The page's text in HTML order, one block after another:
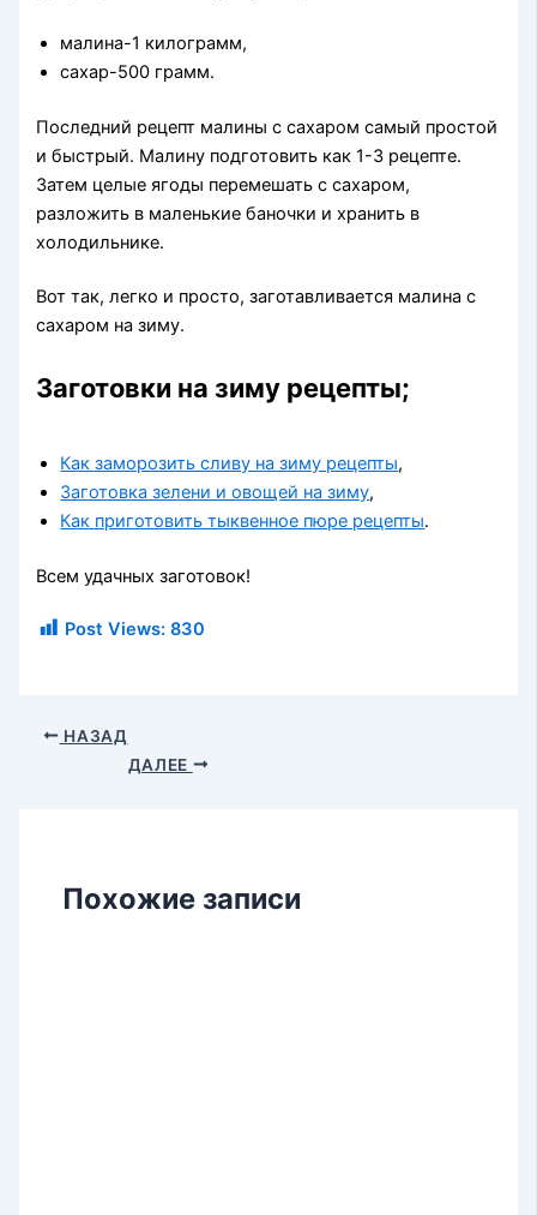
малина-1 килограмм,
сахар-500 грамм.
Последний рецепт малины с сахаром самый простой
и быстрый. Малину подготовить как 1-3 рецепте.
Затем целые ягоды перемешать с сахаром,
разложить в маленькие баночки и хранить в
холодильнике.
Вот так, легко и просто, заготавливается малина с
сахаром на зиму.
Заготовки на зиму рецепты;
Как заморозить сливу на зиму рецепты,
Заготовка зелени и овощей на зиму,
Как приготовить тыквенное пюре рецепты.
Всем удачных заготовок!
Post Views: 830
НАЗАД
ДАЛЕЕ
Похожие записи